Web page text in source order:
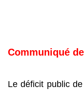
Communiqué
Le déficit public